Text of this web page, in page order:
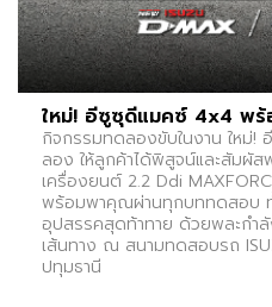
ใหม่! อีซูซุดีแมคซ์ 4x4 พร้
กิจกรรมทดลองขับในงาน ใหม่
ลอง ให้ลูกค้าได้พิสูจน์และสัมผั
เครื่องยนต์ 2.2 Ddi
พร้อมพาคุณผ่านทุกบททดสอบ ทั้
อุปสรรคสุดท้าทาย ด้วยพละกำ
เส้นทาง ณ สนามทดสอบรถ
ปทุมธานี